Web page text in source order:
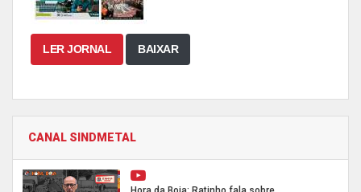
LER JORNAL BAIXAR
CANAL SINDMETAL